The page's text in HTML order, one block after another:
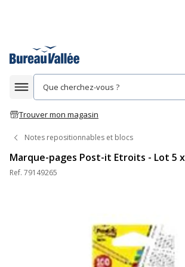
Afficher la navigation
Trouver mon magasin
Notes repositionnables et blocs
Marque-pages Post-it Etroits - Lot 5
Ref. 79149265